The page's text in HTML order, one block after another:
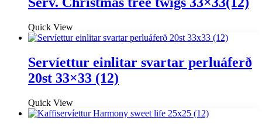
Quick View
Servíettur einlitar svartar perluáferð
20st 33×33 (12)
Quick View